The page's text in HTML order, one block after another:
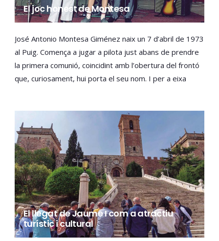
El joc honest de Montesa
José Antonio Montesa Giménez naix un 7 d’abril de 1973
al Puig. Comença a jugar a pilota just abans de prendre
la primera comunió, coincidint amb l’obertura del frontó
que, curiosament, hui porta el seu nom. I per a eixa
El llegat de Jaume I com a atractiu
turístic i cultural